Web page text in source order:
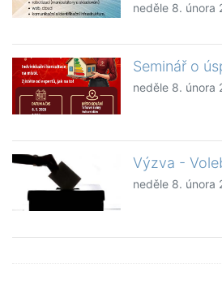
neděle 8. února
Seminář o
neděle 8. února
Výzva -
neděle 8. února